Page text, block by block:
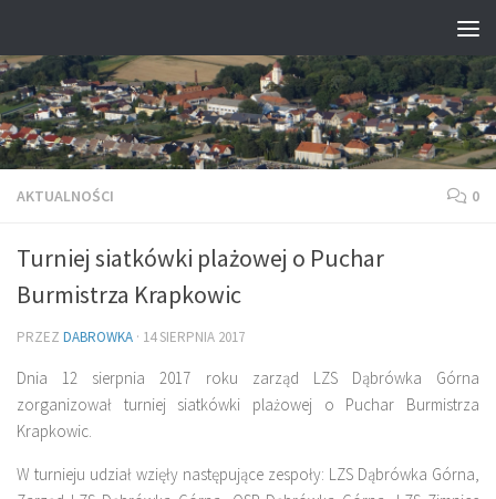
AKTUALNOŚCI 0
Turniej siatkówki plażowej o Puchar
Burmistrza Krapkowic
PRZEZ DABROWKA · 14 SIERPNIA 2017
Dnia 12 sierpnia 2017 roku zarząd LZS Dąbrówka Górna
zorganizował turniej siatkówki plażowej o Puchar Burmistrza
Krapkowic.
W turnieju udział wzięły następujące zespoły: LZS Dąbrówka Górna,